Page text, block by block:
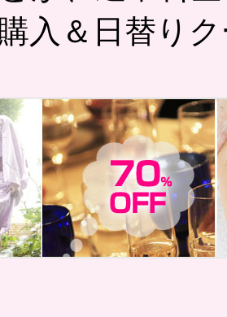
入＆日替り